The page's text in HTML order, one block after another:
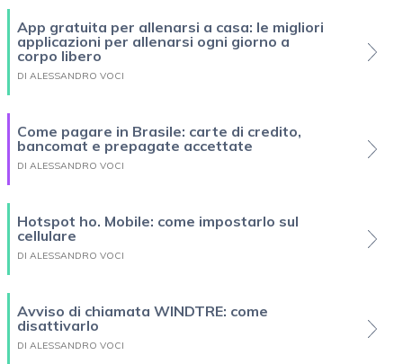
App gratuita per allenarsi a casa: le migliori
applicazioni per allenarsi ogni giorno a
corpo libero
DI ALESSANDRO VOCI
Come pagare in Brasile: carte di credito,
bancomat e prepagate accettate
DI ALESSANDRO VOCI
Hotspot ho. Mobile: come impostarlo sul
cellulare
DI ALESSANDRO VOCI
Avviso di chiamata WINDTRE: come
disattivarlo
DI ALESSANDRO VOCI